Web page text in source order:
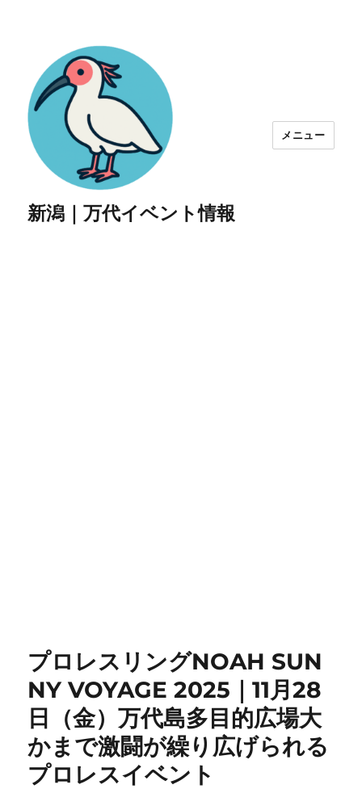
新潟｜万代イベント情報
メニュー
プロレスリングNOAH SUN
NY VOYAGE 2025｜11月28
日（金）万代島多目的広場大
かまで激闘が繰り広げられる
プロレスイベント